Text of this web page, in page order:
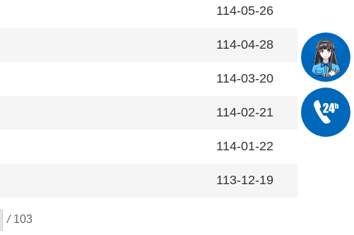
114-05-26
114-04-28
114-03-20
114-02-21
114-01-22
113-12-19
/ 103